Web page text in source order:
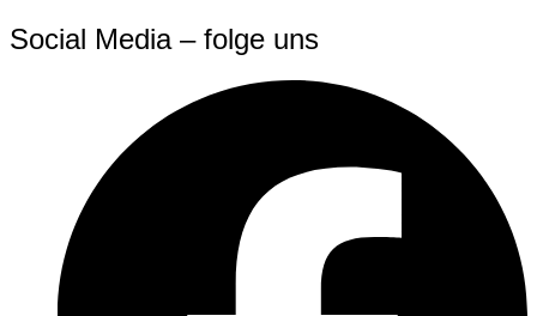
Social Media – folge uns